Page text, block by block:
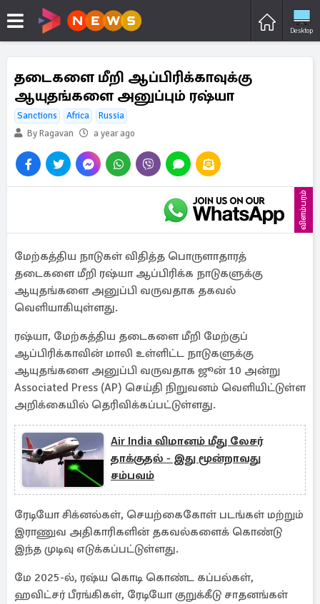
Desktop
தடைகளை மீறி ஆப்பிரிக்காவுக்கு
ஆயுதங்களை அனுப்பும் ரஷ்யா
Sanctions Africa
Russia
By Ragavan
a year ago
விளம்பரம்
மேற்கத்திய நாடுகள் விதித்த பொருளாதாரத்
தடைகளை மீறி ரஷ்யா ஆப்பிரிக்க நாடுகளுக்கு
ஆயுதங்களை அனுப்பி வருவதாக தகவல்
வெளியாகியுள்ளது.
ரஷ்யா, மேற்கத்திய தடைகளை மீறி மேற்குப்
ஆப்பிரிக்காவின் மாலி உள்ளிட்ட நாடுகளுக்கு
ஆயுதங்களை அனுப்பி வருவதாக ஜூன் 10 அன்று
Associated Press (AP) செய்தி நிறுவனம் வெளியிட்டுள்ள
அறிக்கையில் தெரிவிக்கப்பட்டுள்ளது.
Air India விமானம் மீது லேசர்
தாக்குதல் - இது மூன்றாவது
சம்பவம்
ரேடியோ சிக்னல்கள், செயற்கைகோள் படங்கள் மற்றும்
இராணுவ அதிகாரிகளின் தகவல்களைக் கொண்டு
இந்த முடிவு எடுக்கப்பட்டுள்ளது.
மே 2025-ல், ரஷ்ய கொடி கொண்ட கப்பல்கள்,
ஹவிட்சர் பீரங்கிகள், ரேடியோ குறுக்கீடு சாதனங்கள்